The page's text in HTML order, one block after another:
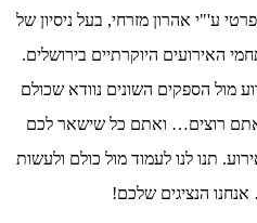
ע'"י אהרון מזרחי, בעל ניסיון של
גני ומתחמי האירועים היוקרתיים בירושלים.
מול הספקים השונים נוודא שכולם
רוצים… ואתם כל שישאר לכם
תנו לנו לעמוד מול כולם ולעשות
הנציגים שלכם!